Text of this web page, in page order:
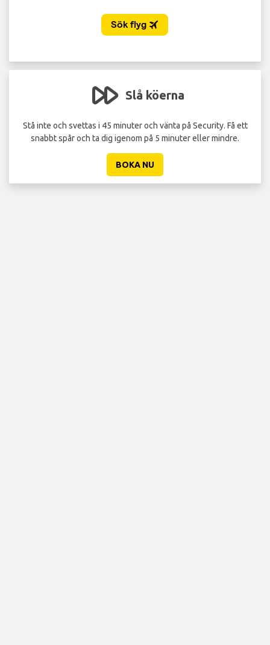
Slå köerna
Stå inte och svettas i 45 minuter och vänta på Security. Få ett
snabbt spår och ta dig igenom på 5 minuter eller mindre.
BOKA NU